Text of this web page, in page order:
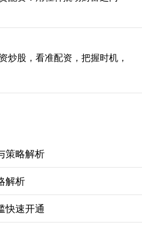
炒股，看准配资，把握时机，
策略解析
解析
快速开通